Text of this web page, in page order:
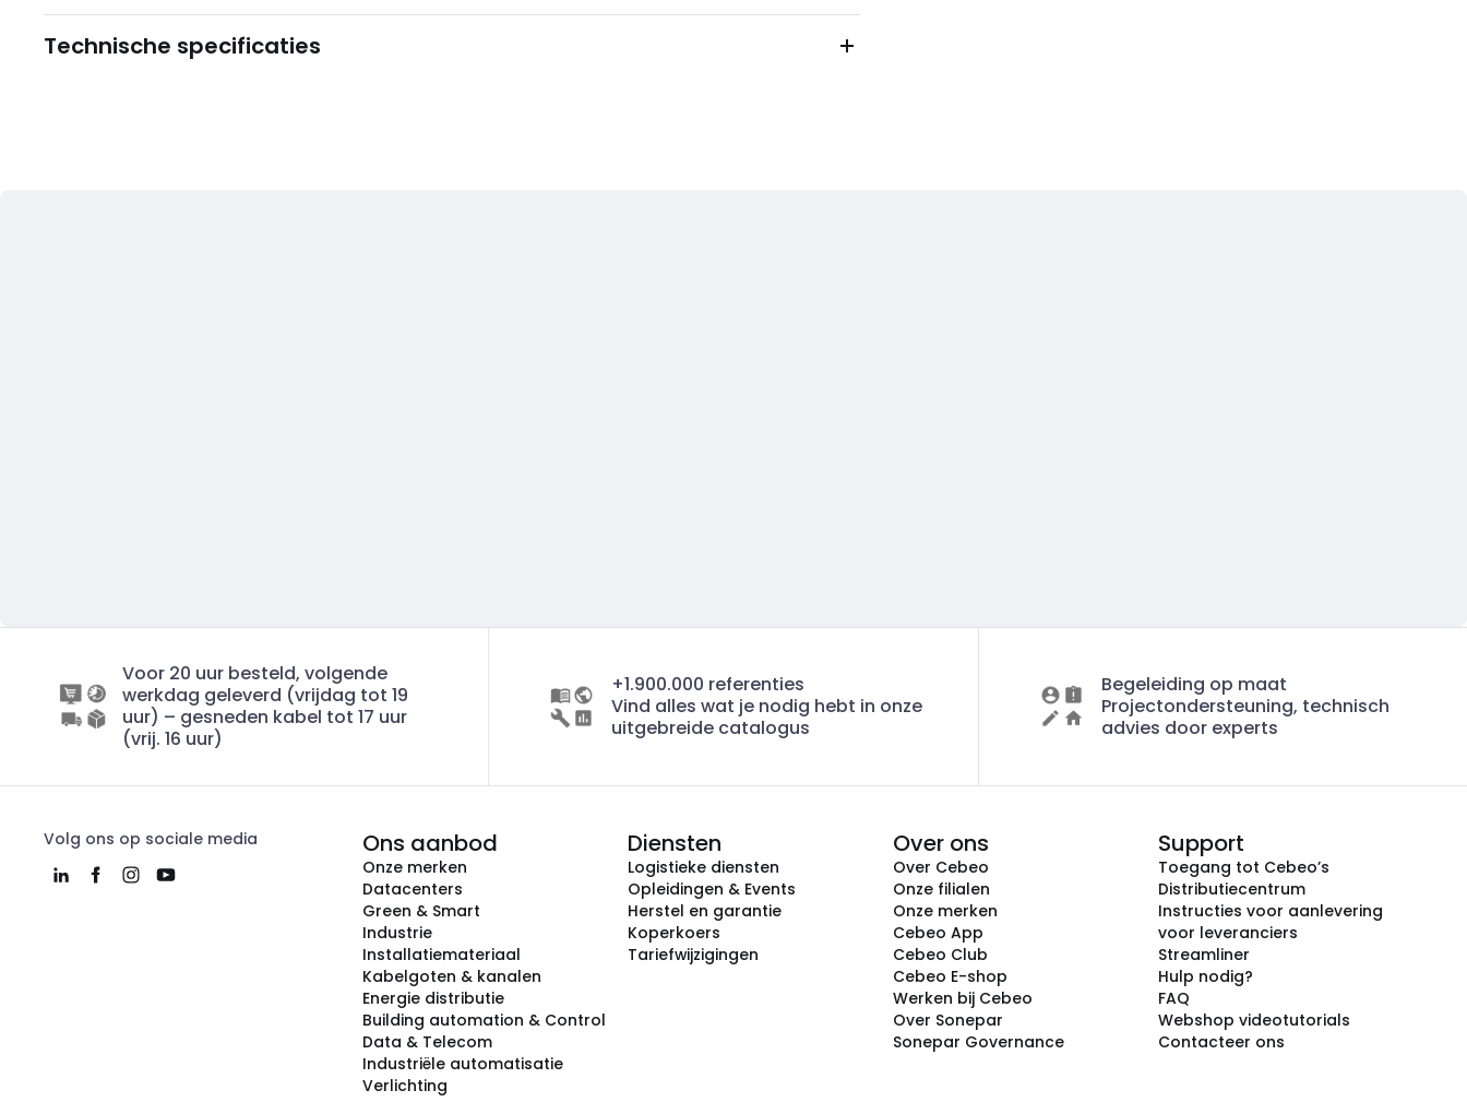
Technische specificaties
Voor 20 uur besteld, volgende
werkdag geleverd (vrijdag tot 19
uur) – gesneden kabel tot 17 uur
(vrij. 16 uur)
+1.900.000 referenties
Vind alles wat je nodig hebt in onze
uitgebreide catalogus
Begeleiding op maat
Projectondersteuning, technisch
advies door experts
Volg ons op sociale media Ons aanbod
Onze merken
Datacenters
Green & Smart
Industrie
Installatiemateriaal
Kabelgoten & kanalen
Energie distributie
Building automation & Control
Data & Telecom
Industriële automatisatie
Verlichting
Diensten
Logistieke diensten
Opleidingen & Events
Herstel en garantie
Koperkoers
Tariefwijzigingen
Over ons
Over Cebeo
Onze filialen
Onze merken
Cebeo App
Cebeo Club
Cebeo E-shop
Werken bij Cebeo
Over Sonepar
Sonepar Governance
Support
Toegang tot Cebeo’s
Distributiecentrum
Instructies voor aanlevering
voor leveranciers
Streamliner
Hulp nodig?
FAQ
Webshop videotutorials
Contacteer ons